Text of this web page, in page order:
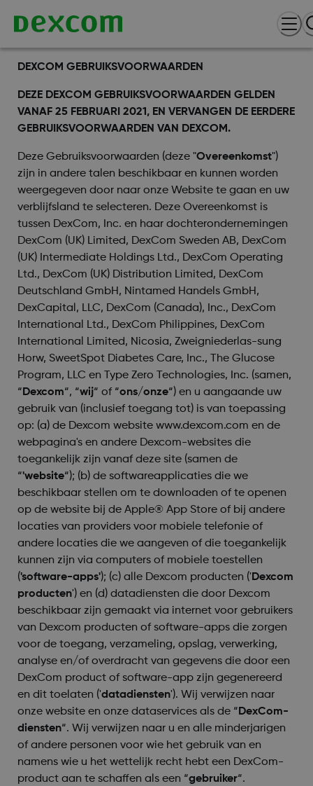
DEXCOM GEBRUIKSVOORWAARDEN
DEZE DEXCOM GEBRUIKSVOORWAARDEN GELDEN
VANAF 25 FEBRUARI 2021, EN VERVANGEN DE EERDERE
GEBRUIKSVOORWAARDEN VAN DEXCOM.
Deze Gebruiksvoorwaarden (deze "Overeenkomst")
zijn in andere talen beschikbaar en kunnen worden
weergegeven door naar onze Website te gaan en uw
verblijfsland te selecteren. Deze Overeenkomst is
tussen DexCom, Inc. en haar dochterondernemingen
DexCom (UK) Limited, DexCom Sweden AB, DexCom
(UK) Intermediate Holdings Ltd., DexCom Operating
Ltd., DexCom (UK) Distribution Limited, DexCom
Deutschland GmbH, Nintamed Handels GmbH,
DexCapital, LLC, DexCom (Canada), Inc., DexCom
International Ltd., DexCom Philippines, DexCom
International Limited, Nicosia, Zweigniederlas-sung
Horw, SweetSpot Diabetes Care, Inc., The Glucose
Program, LLC en Type Zero Technologies, Inc. (samen,
“ Dexcom“, “wij“ of “ons/onze“) en u aangaande uw
gebruik van (inclusief toegang tot) is van toepassing
op: (a) de Dexcom website www.dexcom.com en de
webpagina's en andere Dexcom-websites die
toegankelijk zijn vanaf deze site (samen de
“'website“); (b) de softwareapplicaties die we
beschikbaar stellen om te downloaden of te openen
op de website bij de Apple® App Store of bij andere
locaties van providers voor mobiele telefonie of
andere locaties die we aangeven of die toegankelijk
kunnen zijn via computers of mobiele toestellen
('software-apps'); (c) alle Dexcom producten (' Dexcom
producten') en (d) datadiensten die door Dexcom
beschikbaar zijn gemaakt via internet voor gebruikers
van Dexcom producten of software-apps die zorgen
voor de toegang, verzameling, opslag, verwerking,
analyse en/of overdracht van gegevens die door een
DexCom product of software-app zijn gegenereerd
en dit toelaten ('datadiensten'). Wij verwijzen naar
onze website en onze dataservices als de “ DexCom-
diensten“. Wij verwijzen naar u en alle minderjarigen
of andere personen voor wie het gebruik van en
namens wie u het wettelijk recht hebt een DexCom-
product aan te schaffen als een “gebruiker“.